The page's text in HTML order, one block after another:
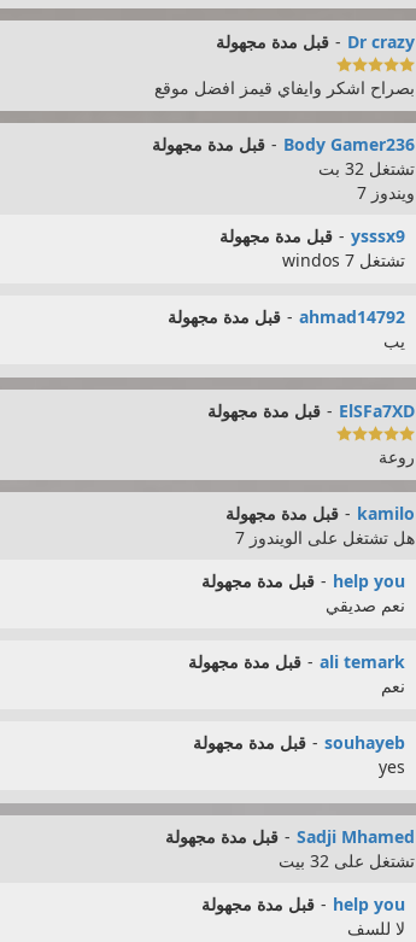
Dr crazy
- قبل مدة مجهولة

بصراح اشكر وايفاي قيمز افضل موقع
Body Gamer236
- قبل مدة مجهولة
تشتغل 32 بت
ويندوز 7
ysssx9
- قبل مدة مجهولة
تشتغل windos 7
ahmad14792
- قبل مدة مجهولة
يب
ElSFa7XD
- قبل مدة مجهولة

روعة
kamilo
- قبل مدة مجهولة
هل تشتغل على الويندوز 7
help you
- قبل مدة مجهولة
نعم صديقي
ali temark
- قبل مدة مجهولة
نعم
souhayeb
- قبل مدة مجهولة
yes
Sadji Mhamed
- قبل مدة مجهولة
تشتغل على 32 بيت
help you
- قبل مدة مجهولة
لا للسف